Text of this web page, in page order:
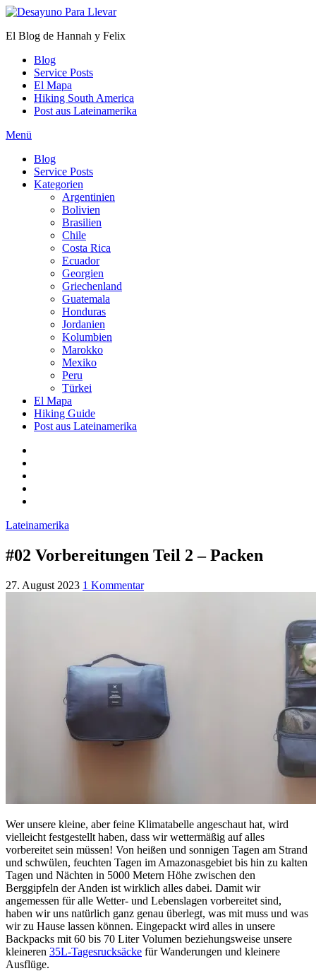
Zum
springen
El Blog de Hannah y Felix
Blog
Service Posts
El Mapa
Hiking South America
Post aus Lateinamerika
Menü
Blog
Service Posts
Kategorien
Argentinien
Bolivien
Brasilien
Chile
Costa Rica
Ecuador
Georgien
Griechenland
Guatemala
Honduras
Jordanien
Kolumbien
Marokko
Mexiko
Peru
Türkei
El Mapa
Hiking Guide
Post aus Lateinamerika
Lateinamerika
#02 Vorbereitungen Teil 2 – Packen
27. August 2023 1 Kommentar
Wer unsere kleine, aber feine Klimatabelle angeschaut hat, wird
vielleicht festgestellt haben, dass wir wettermäßig auf alles
vorbereitet sein müssen! Von heißen und sonnigen Tagen am Strand
und schwülen, feuchten Tagen im Amazonasgebiet bis hin zu kalten
Tagen und Nächten in 5000 Metern Höhe zwischen den
Berggipfeln der Anden ist wirklich alles dabei. Damit wir
angemessen für alle Wetter- und Lebenslagen vorbereitet sind,
haben wir uns natürlich ganz genau überlegt, was mit muss und was
wir zu Hause lassen können. Eingepackt wird alles in unsere
Backpacks mit 60 bis 70 Liter Volumen beziehungsweise unsere
kleineren 35L-Tagesrucksäcke für Wanderungen und kleinere
Ausflüge.